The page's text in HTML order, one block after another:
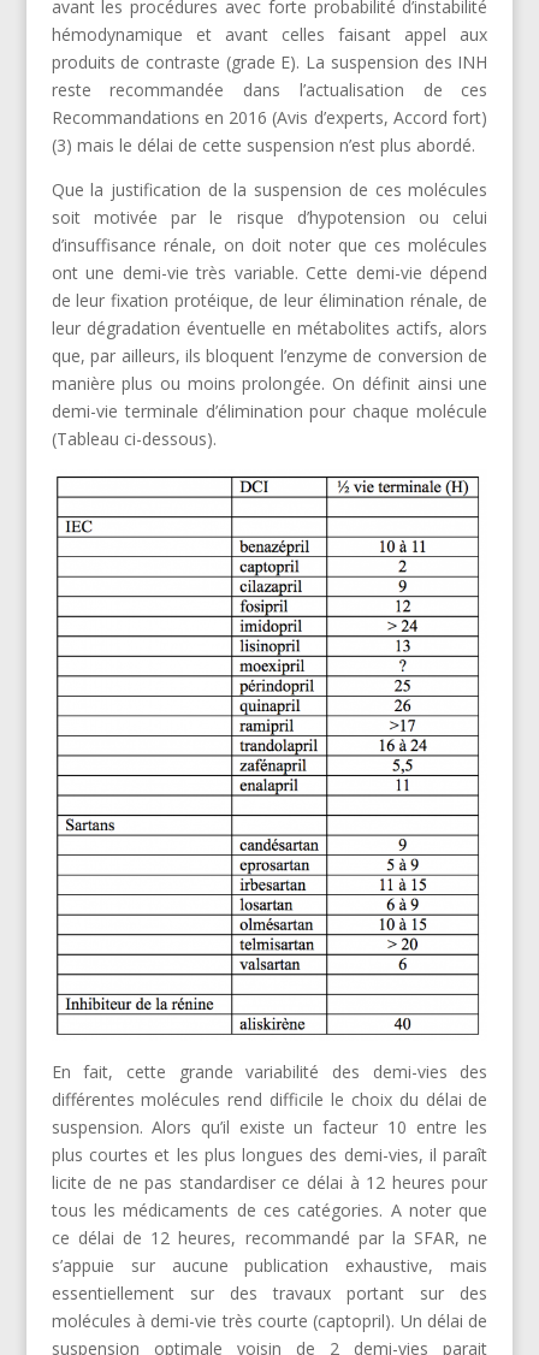
avant les procédures avec forte probabilité d’instabilité
hémodynamique et avant celles faisant appel aux
produits de contraste (grade E). La suspension des INH
reste recommandée dans l’actualisation de ces
Recommandations en 2016 (Avis d’experts, Accord fort)
(3) mais le délai de cette suspension n’est plus abordé.
Que la justification de la suspension de ces molécules
soit motivée par le risque d’hypotension ou celui
d’insuffisance rénale, on doit noter que ces molécules
ont une demi-vie très variable. Cette demi-vie dépend
de leur fixation protéique, de leur élimination rénale, de
leur dégradation éventuelle en métabolites actifs, alors
que, par ailleurs, ils bloquent l’enzyme de conversion de
manière plus ou moins prolongée. On définit ainsi une
demi-vie terminale d’élimination pour chaque molécule
(Tableau ci-dessous).
En fait, cette grande variabilité des demi-vies des
différentes molécules rend difficile le choix du délai de
suspension. Alors qu’il existe un facteur 10 entre les
plus courtes et les plus longues des demi-vies, il paraît
licite de ne pas standardiser ce délai à 12 heures pour
tous les médicaments de ces catégories. A noter que
ce délai de 12 heures, recommandé par la SFAR, ne
s’appuie sur aucune publication exhaustive, mais
essentiellement sur des travaux portant sur des
molécules à demi-vie très courte (captopril). Un délai de
suspension optimale voisin de 2 demi-vies parait